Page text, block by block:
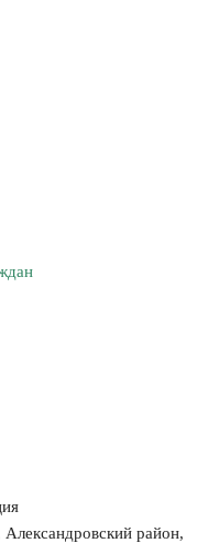
район,